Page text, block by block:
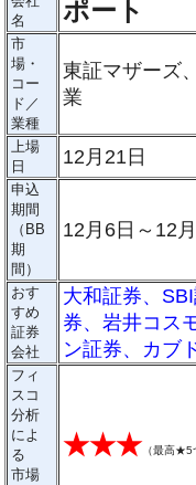
名
ポート
市
場・
コー
ド／
業種
東証マザーズ
業
上場
日
12月21日
申込
期間
（BB
期
間）
12月6日～12
おす
すめ
証券
会社
大和証券、
券、岩井コス
ン証券、 カブ
フィ
スコ
分析
によ
る
市場
★★★ （最高★5